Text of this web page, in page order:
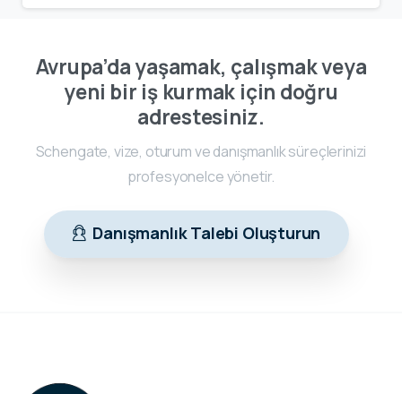
Avrupa’da yaşamak, çalışmak veya
yeni bir iş kurmak için doğru
adrestesiniz.
Schengate, vize, oturum ve danışmanlık süreçlerinizi
profesyonelce yönetir.
Danışmanlık Talebi Oluşturun